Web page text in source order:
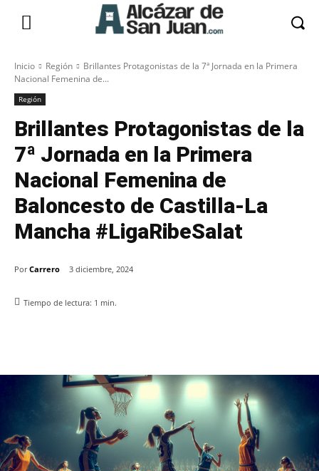
Inicio Región
Brillantes Protagonistas de la 7ª Jornada en la Primera
Nacional Femenina de...
Región
Brillantes Protagonistas de la
7ª Jornada en la Primera
Nacional Femenina de
Baloncesto de Castilla-La
Mancha #LigaRibeSalat
Por Carrero 3 diciembre, 2024
Tiempo de lectura: 1 min.